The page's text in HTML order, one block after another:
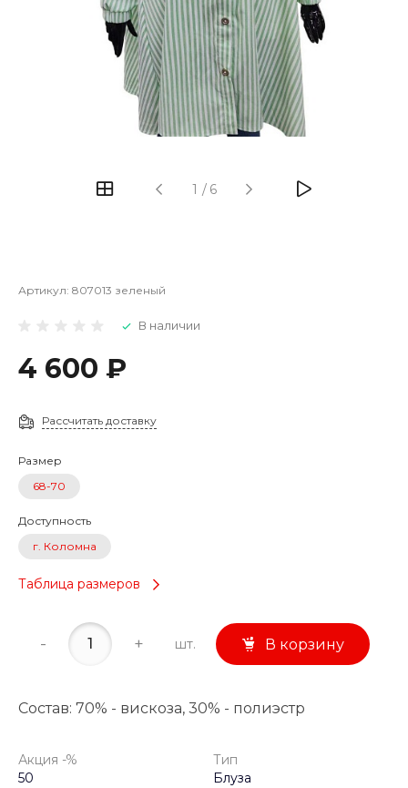
1 / 6
Артикул: 807013 зеленый
В наличии
4 600 ₽
Рассчитать доставку
Размер
68-70
Доступность
г. Коломна
Таблица размеров
- + шт. В корзину
Состав: 70% - вискоза, 30% - полиэстр
Акция -%
50
Тип
Блуза